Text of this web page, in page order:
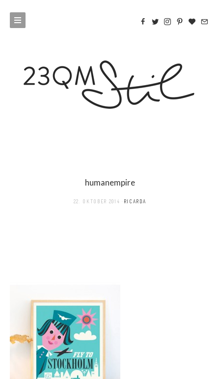
humanempire
22. OKTOBER 2014 RICARDA